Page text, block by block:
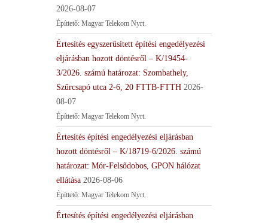
2026-08-07
Építtető: Magyar Telekom Nyrt.
Értesítés egyszerűsített építési engedélyezési
eljárásban hozott döntésről – K/19454-
3/2026. számú határozat: Szombathely,
Szűrcsapó utca 2-6, 20 FTTB-FTTH 2026-
08-07
Építtető: Magyar Telekom Nyrt.
Értesítés építési engedélyezési eljárásban
hozott döntésről – K/18719-6/2026. számú
határozat: Mór-Felsődobos, GPON hálózat
ellátása 2026-08-06
Építtető: Magyar Telekom Nyrt.
Értesítés építési engedélyezési eljárásban